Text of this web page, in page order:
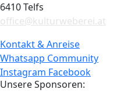
6410 Telfs
office@kulturweberei.at
Kontakt & Anreise
Whatsapp Community
Instagram Facebook
Unsere Sponsoren: